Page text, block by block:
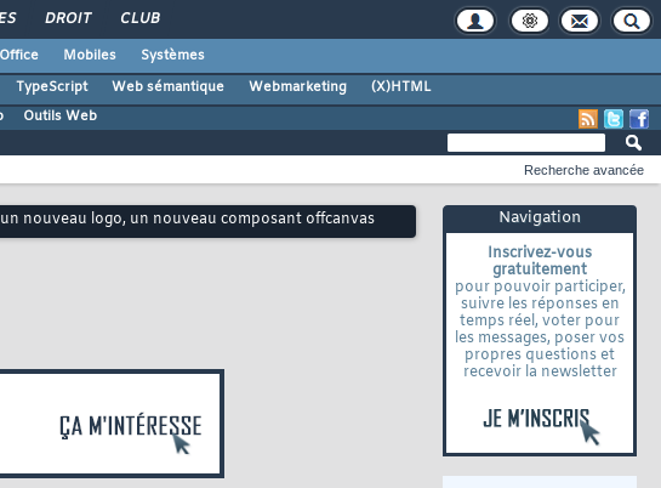
DROIT CLUB
Office Mobiles
Systèmes
TypeScript Web sémantique Webmarketing
(X)HTML
Outils Web
Navigation
Inscrivez-vous
gratuitement
pour pouvoir participer,
suivre les réponses en
temps réel, voter pour
les messages, poser vos
propres questions et
recevoir la newsletter
Recherche avancée
nouveau logo, un nouveau composant offcanvas